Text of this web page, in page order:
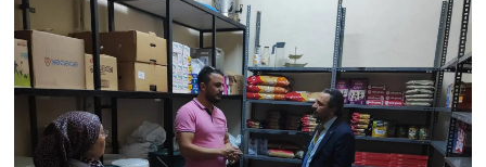
Politika
Magazin
Çevre